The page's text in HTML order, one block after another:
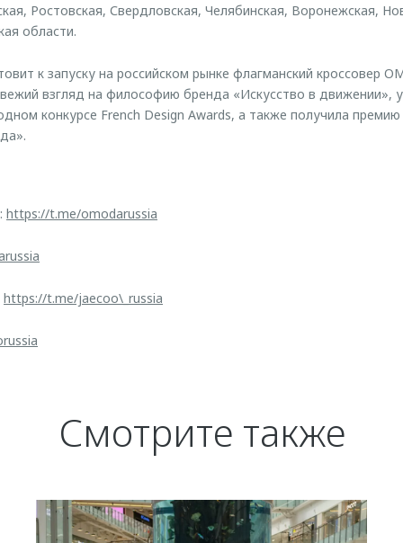
Ростовская, Свердловская, Челябинская, Воронежская,
области.
к запуску на российском рынке флагманский кроссовер
взгляд на философию бренда «Искусство в движении»,
конкурсе French Design Awards, а также получила премию
https://t.me/omodarussia
https://t.me/jaecoo\_russia
Смотрите также